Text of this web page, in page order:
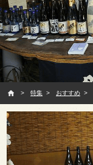
特集
おすすめ